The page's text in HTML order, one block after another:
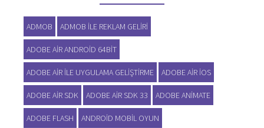
ADMOB ADMOB ILE REKLAM GELIRI
ADOBE AIR ANDROID 64BIT
ADOBE AIR ILE UYGULAMA GELIŞTIRME ADOBE AIR IOS
ADOBE AIR SDK ADOBE AIR SDK 33 ADOBE ANIMATE
ADOBE FLASH ANDROID MOBIL OYUN